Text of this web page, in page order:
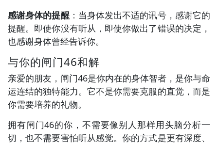
感谢身体的提醒：当身体发出不适的讯号，感谢它的
提醒。即使你没有听从，即使你做出了错误的决定，
也感谢身体曾经告诉你。
与你的闸门46和解
亲爱的朋友，闸门46是你内在的身体智者，是你与命
运连结的独特能力。它不是你需要克服的直觉，而是
你需要培养的礼物。
拥有闸门46的你，不需要像别人那样用头脑分析一
切，也不需要害怕听从感觉。你的方式是更有深度、